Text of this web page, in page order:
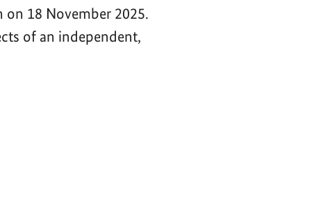
on 18 November 2025.
of an independent,